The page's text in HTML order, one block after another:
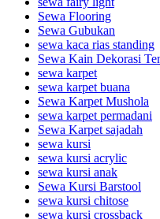
Sewa Flooring
Sewa Gubukan
sewa kaca rias standing
Sewa Kain Dekorasi
sewa karpet
sewa karpet buana
Sewa Karpet Mushola
sewa karpet permadani
Sewa Karpet sajadah
sewa kursi
sewa kursi acrylic
sewa kursi anak
Sewa Kursi Barstool
sewa kursi chitose
sewa kursi crossback